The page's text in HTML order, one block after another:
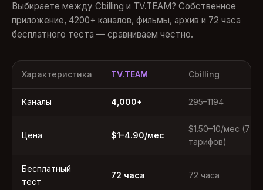
Выбираете между Cbilling и TV.TEAM? Собственное
приложение, 4200+ каналов, фильмы, архив и 72 часа
бесплатного теста — сравниваем честно.
Характеристика TV.TEAM Cbilling
Каналы 4,000+ 295–1194
Цена $1–4.90/мес
$1.50–10/мес (7
тарифов)
Бесплатный
тест
72 часа 72 часа